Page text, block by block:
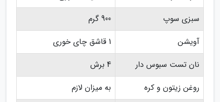
سبزی سوپ
900 گرم
آویشن
1 قاشق چای خوری
نان تست سبوس دار
4 برش
روغن زیتون و کره
به میزان لازم